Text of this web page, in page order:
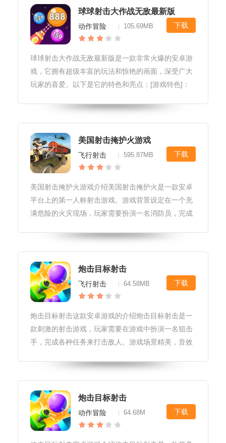
球球射击大作战无敌最新版
动作冒险 105.69MB 下载
球球射击大作战无敌最新版是一款非常火爆的安卓游
戏，它拥有超级丰富的玩法和惊艳的画面，深受广大
玩家的喜爱。以下是它的特色和亮点：[游戏特色]：
游戏主题围绕着射击球球展开。玩家需要操控自己的
球球，通过射击其他球球来打败
美国射击掩护火游戏
飞行射击 595.87MB 下载
美国射击掩护火游戏介绍美国射击掩护火是一款安卓
平台上的第一人称射击游戏。游戏背景设定在一个充
满危险的火灾现场，玩家需要扮演一名消防员，完成
供了丰富的武器选择，包括各种枪械和消防设备，玩
家需要根据情况灵活使用。同时，
炮击目标射击
飞行射击 64.58MB 下载
炮击目标射击这款安卓游戏的介绍炮击目标射击是一
款刺激的射击游戏，玩家需要在游戏中扮演一名狙击
手，完成各种任务来打击敌人。游戏场景精美，音效
时间内完成任务。游戏中还有各种武器和装备可供解
锁和升级，让玩家可以不断提升自
炮击目标射击
动作冒险 64.68M 下载